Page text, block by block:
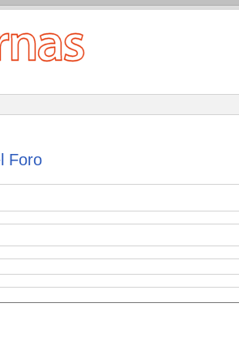
Foro